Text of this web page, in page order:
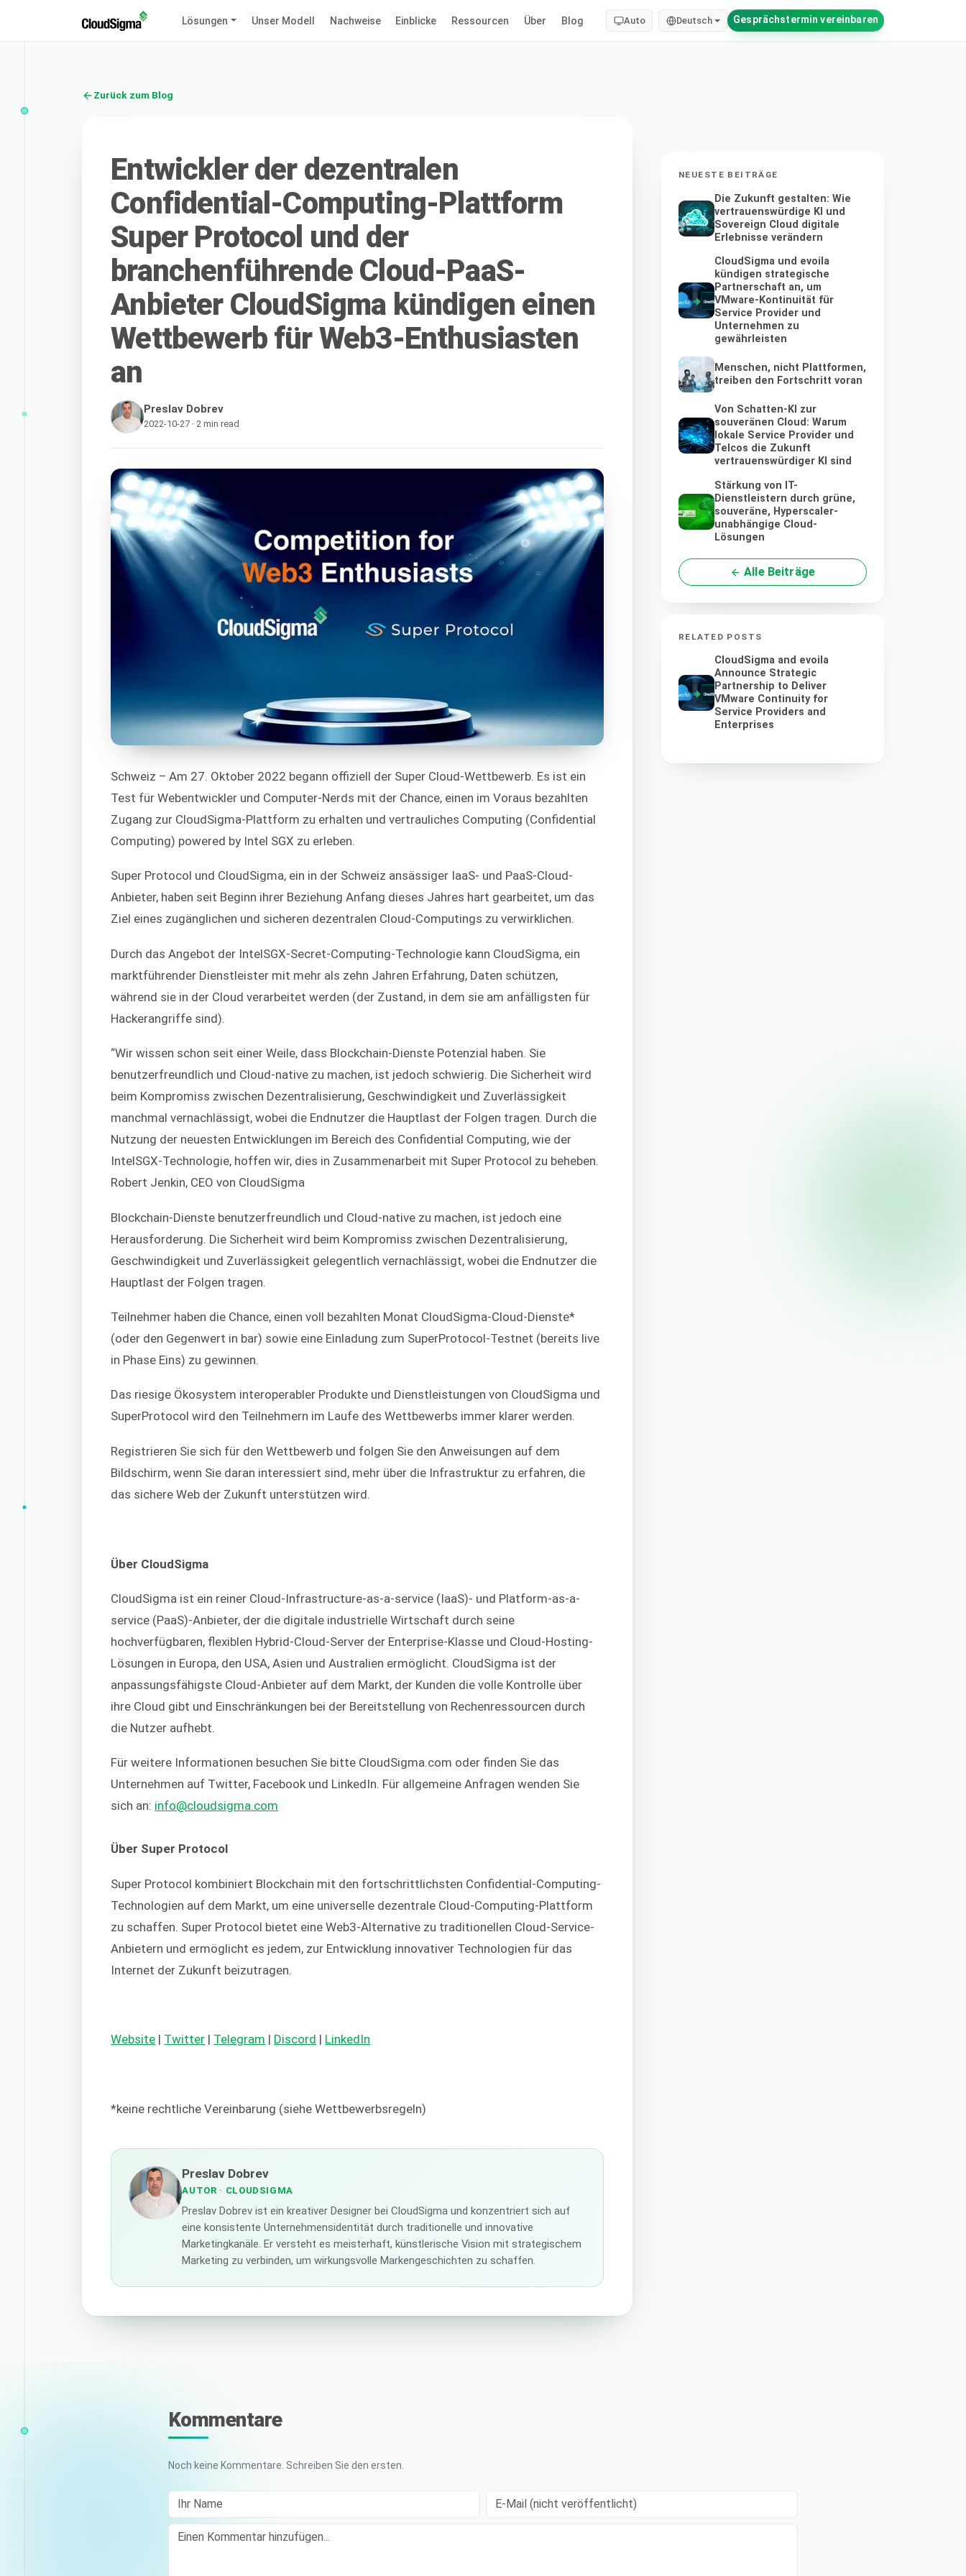
Lösungen Unser Modell Nachweise Einblicke Ressourcen Über Blog Auto Deutsch Gesprächstermin vereinbaren
Zurück zum Blog
Entwickler der dezentralen
Confidential-Computing-Plattform
Super Protocol und der
branchenführende Cloud-PaaS-
Anbieter CloudSigma kündigen einen
Wettbewerb für Web3-Enthusiasten
an
Preslav Dobrev
2022-10-27 · 2 min read
Schweiz – Am 27. Oktober 2022 begann offiziell der Super Cloud-Wettbewerb. Es ist ein
Test für Webentwickler und Computer-Nerds mit der Chance, einen im Voraus bezahlten
Zugang zur CloudSigma-Plattform zu erhalten und vertrauliches Computing (Confidential
Computing) powered by Intel SGX zu erleben.
Super Protocol und CloudSigma, ein in der Schweiz ansässiger IaaS- und PaaS-Cloud-
Anbieter, haben seit Beginn ihrer Beziehung Anfang dieses Jahres hart gearbeitet, um das
Ziel eines zugänglichen und sicheren dezentralen Cloud-Computings zu verwirklichen.
Durch das Angebot der IntelSGX-Secret-Computing-Technologie kann CloudSigma, ein
marktführender Dienstleister mit mehr als zehn Jahren Erfahrung, Daten schützen,
während sie in der Cloud verarbeitet werden (der Zustand, in dem sie am anfälligsten für
Hackerangriffe sind).
“Wir wissen schon seit einer Weile, dass Blockchain-Dienste Potenzial haben. Sie
benutzerfreundlich und Cloud-native zu machen, ist jedoch schwierig. Die Sicherheit wird
beim Kompromiss zwischen Dezentralisierung, Geschwindigkeit und Zuverlässigkeit
manchmal vernachlässigt, wobei die Endnutzer die Hauptlast der Folgen tragen. Durch die
Nutzung der neuesten Entwicklungen im Bereich des Confidential Computing, wie der
IntelSGX-Technologie, hoffen wir, dies in Zusammenarbeit mit Super Protocol zu beheben.
Robert Jenkin, CEO von CloudSigma
Blockchain-Dienste benutzerfreundlich und Cloud-native zu machen, ist jedoch eine
Herausforderung. Die Sicherheit wird beim Kompromiss zwischen Dezentralisierung,
Geschwindigkeit und Zuverlässigkeit gelegentlich vernachlässigt, wobei die Endnutzer die
Hauptlast der Folgen tragen.
Teilnehmer haben die Chance, einen voll bezahlten Monat CloudSigma-Cloud-Dienste*
(oder den Gegenwert in bar) sowie eine Einladung zum SuperProtocol-Testnet (bereits live
in Phase Eins) zu gewinnen.
Das riesige Ökosystem interoperabler Produkte und Dienstleistungen von CloudSigma und
SuperProtocol wird den Teilnehmern im Laufe des Wettbewerbs immer klarer werden.
Registrieren Sie sich für den Wettbewerb und folgen Sie den Anweisungen auf dem
Bildschirm, wenn Sie daran interessiert sind, mehr über die Infrastruktur zu erfahren, die
das sichere Web der Zukunft unterstützen wird.
Über CloudSigma
CloudSigma ist ein reiner Cloud-Infrastructure-as-a-service (IaaS)- und Platform-as-a-
service (PaaS)-Anbieter, der die digitale industrielle Wirtschaft durch seine
hochverfügbaren, flexiblen Hybrid-Cloud-Server der Enterprise-Klasse und Cloud-Hosting-
Lösungen in Europa, den USA, Asien und Australien ermöglicht. CloudSigma ist der
anpassungsfähigste Cloud-Anbieter auf dem Markt, der Kunden die volle Kontrolle über
ihre Cloud gibt und Einschränkungen bei der Bereitstellung von Rechenressourcen durch
die Nutzer aufhebt.
Für weitere Informationen besuchen Sie bitte CloudSigma.com oder finden Sie das
Unternehmen auf Twitter, Facebook und LinkedIn. Für allgemeine Anfragen wenden Sie
sich an: info@cloudsigma.com
Über Super Protocol
Super Protocol kombiniert Blockchain mit den fortschrittlichsten Confidential-Computing-
Technologien auf dem Markt, um eine universelle dezentrale Cloud-Computing-Plattform
zu schaffen. Super Protocol bietet eine Web3-Alternative zu traditionellen Cloud-Service-
Anbietern und ermöglicht es jedem, zur Entwicklung innovativer Technologien für das
Internet der Zukunft beizutragen.
Website | Twitter | Telegram | Discord | LinkedIn
*keine rechtliche Vereinbarung (siehe Wettbewerbsregeln)
Preslav Dobrev
AUTOR · CLOUDSIGMA
Preslav Dobrev ist ein kreativer Designer bei CloudSigma und konzentriert sich auf
eine konsistente Unternehmensidentität durch traditionelle und innovative
Marketingkanäle. Er versteht es meisterhaft, künstlerische Vision mit strategischem
Marketing zu verbinden, um wirkungsvolle Markengeschichten zu schaffen.
NEUESTE BEITRÄGE
Die Zukunft gestalten: Wie
vertrauenswürdige KI und
Sovereign Cloud digitale
Erlebnisse verändern
CloudSigma und evoila
kündigen strategische
Partnerschaft an, um
VMware-Kontinuität für
Service Provider und
Unternehmen zu
gewährleisten
Menschen, nicht Plattformen,
treiben den Fortschritt voran
Von Schatten-KI zur
souveränen Cloud: Warum
lokale Service Provider und
Telcos die Zukunft
vertrauenswürdiger KI sind
Stärkung von IT-
Dienstleistern durch grüne,
souveräne, Hyperscaler-
unabhängige Cloud-
Lösungen
Alle Beiträge
RELATED POSTS
CloudSigma and evoila
Announce Strategic
Partnership to Deliver
VMware Continuity for
Service Providers and
Enterprises
Kommentare
Noch keine Kommentare. Schreiben Sie den ersten.
Ihr Name E-Mail (nicht veröffentlicht)
Comment